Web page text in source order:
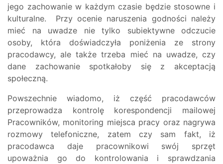
jego zachowanie w każdym czasie będzie stosowne i
kulturalne. Przy ocenie naruszenia godności należy
mieć na uwadze nie tylko subiektywne odczucie
osoby, która doświadczyła poniżenia ze strony
pracodawcy, ale także trzeba mieć na uwadze, czy
dane zachowanie spotkałoby się z akceptacją
społeczną.
Powszechnie wiadomo, iż część pracodawców
przeprowadza kontrolę korespondencji mailowej
Pracowników, monitoring miejsca pracy oraz nagrywa
rozmowy telefoniczne, zatem czy sam fakt, iż
pracodawca daje pracownikowi swój sprzęt
upoważnia go do kontrolowania i sprawdzania